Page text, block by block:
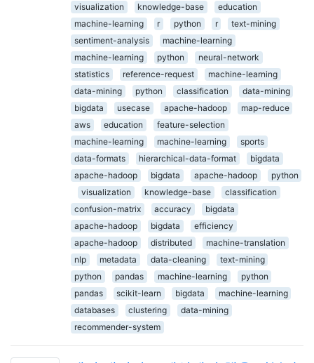
visualization
knowledge-base
education
machine-learning
r python r
text-mining
sentiment-analysis
machine-learning
machine-learning
python
neural-network
statistics
reference-request
machine-learning
data-mining
python classification
data-mining
bigdata
usecase apache-hadoop
map-reduce
aws
education
feature-selection
machine-learning
machine-learning
sports
data-formats
hierarchical-data-format
bigdata
apache-hadoop
bigdata apache-hadoop
python
visualization
knowledge-base
classification
confusion-matrix
accuracy
bigdata
apache-hadoop
bigdata
efficiency
apache-hadoop
distributed
machine-translation
nlp
metadata data-cleaning
text-mining
python
pandas machine-learning
python
pandas
scikit-learn bigdata
machine-learning
databases
clustering
data-mining
recommender-system